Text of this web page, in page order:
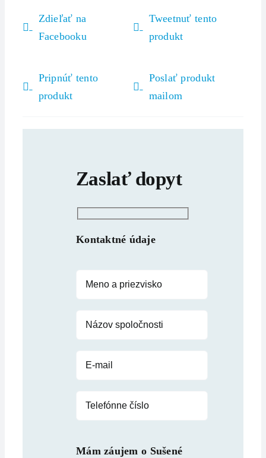
Zdieľať na
Facebooku
Tweetnuť tento
produkt
Pripnúť tento
produkt
Poslať produkt
mailom
Zaslať dopyt
Kontaktné údaje
Mám záujem o Sušené